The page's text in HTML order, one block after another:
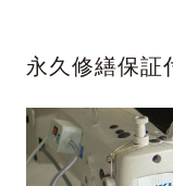
永久修繕保証